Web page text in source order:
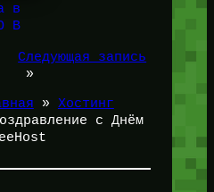
в
В
Следующая запись
»
» Хостинг
с Днём